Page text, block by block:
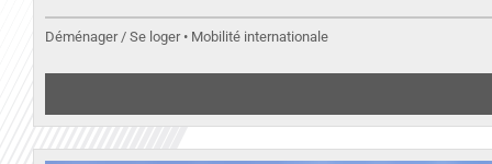
Déménager / Se loger • Mobilité internationale